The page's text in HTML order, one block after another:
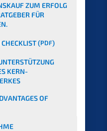
ZUM ERFOLG
FÜR
(PDF)
KERN-
OF